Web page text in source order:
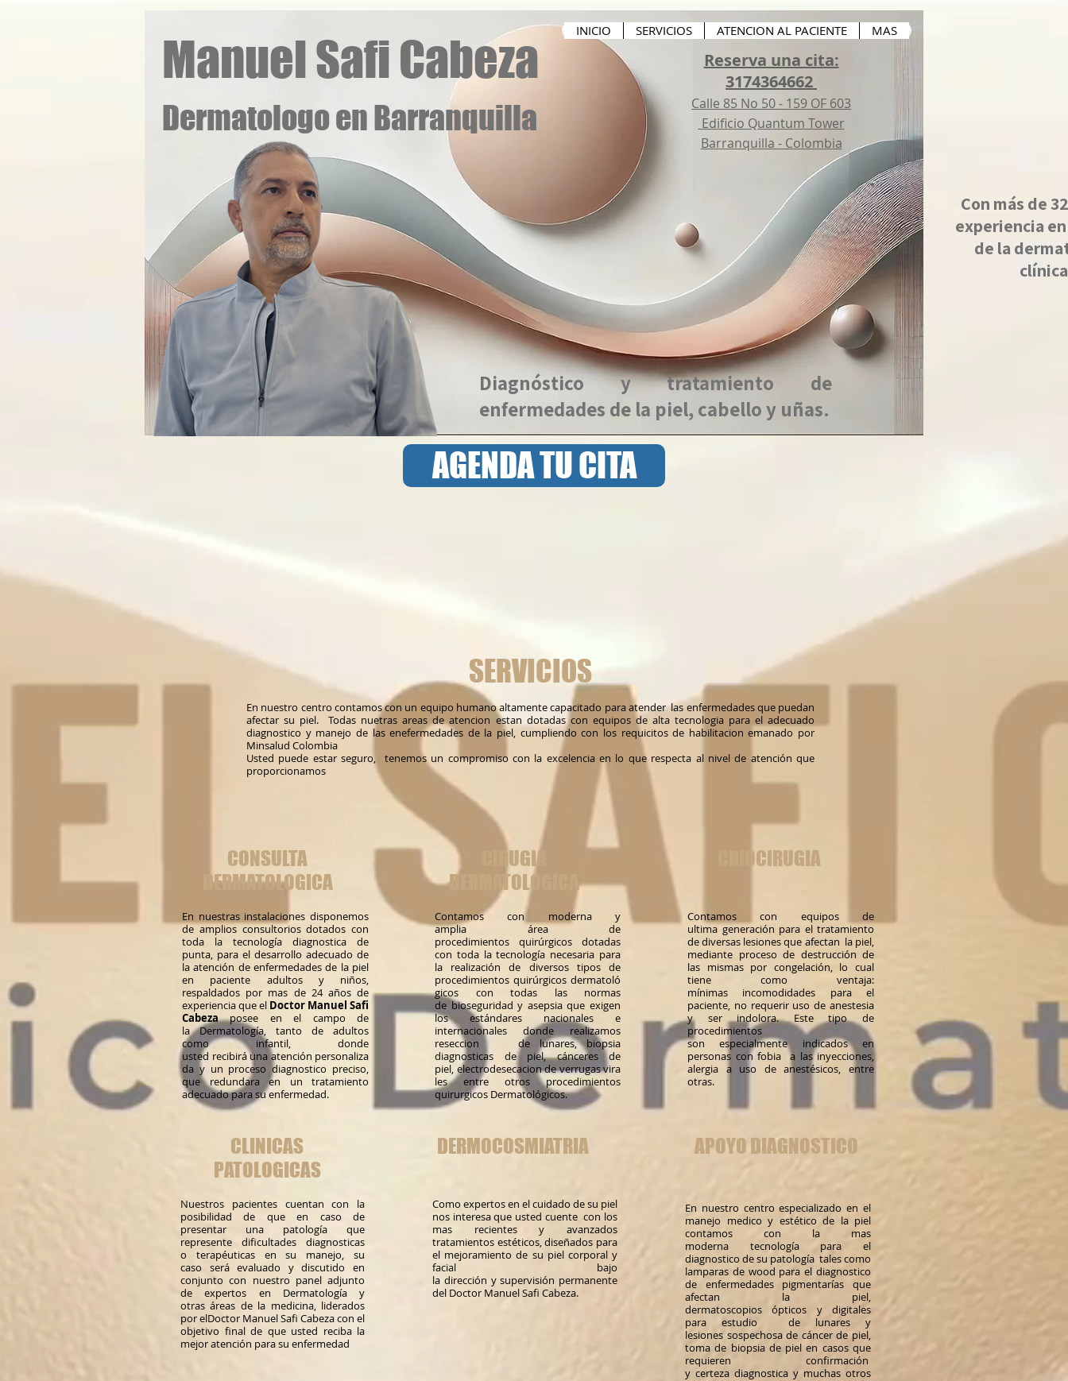
INICIO SERVICIOS ATENCION AL PACIENTE MAS
Manuel Safi Cabeza
Dermatologo en Barranquilla
Reserva una cita:
3174364662
Calle 85 No 50 - 159 OF 603
Edificio Quantum Tower
Barranquilla - Colombia
Diagnóstico y tratamiento de
enfermedades de la piel, cabello y uñas.
Con más de
experiencia
de la
AGENDA TU CITA
SERVICIOS
En nuestro centro contamos con un equipo humano altamente capacitado para atender las enfermedades que puedan
afectar su piel. Todas nuetras areas de atencion estan dotadas con equipos de alta tecnologia para el adecuado
diagnostico y manejo de las enefermedades de la piel, cumpliendo con los requicitos de habilitacion emanado por
Minsalud Colombia
Usted puede estar seguro, tenemos un compromiso con la excelencia en lo que respecta al nivel de atención que
proporcionamos
CONSULTA
DERMATOLOGICA
En nuestras instalaciones disponemos
de amplios consultorios dotados con
toda la tecnología diagnostica de
punta, para el desarrollo adecuado de
la atención de enfermedades de la piel
en paciente adultos y niños,
respaldados por mas de 24 años de
experiencia que el Doctor Manuel Safi
Cabezaposee en el campo de
la Dermatología, tanto de adultos
como infantil, donde
usted recibirá una atención personaliza
da y un proceso diagnostico preciso,
que redundara en un tratamiento
adecuado para su enfermedad.
CLINICAS
PATOLOGICAS
Nuestros pacientes cuentan con la
posibilidad de que en caso de
presentar una patología que
represente dificultades diagnosticas
o terapéuticas en su manejo, su
caso será evaluado y discutido en
conjunto con nuestro panel adjunto
de expertos en Dermatología y
otras áreas de la medicina, liderados
por elDoctor Manuel Safi Cabeza con el
objetivo final de que usted reciba la
mejor atención para su enfermedad
CIRUGIA
DERMATOLOGICA
Contamos con moderna y
amplia área de
procedimientos quirúrgicos dotadas
con toda la tecnología necesaria para
la realización de diversos tipos de
procedimientos quirúrgicos dermatoló
gicos con todas las normas
de bioseguridad y asepsia que exigen
los estándares nacionales e
internacionales donde realizamos
reseccion de lunares, biopsia
diagnosticas de piel, cánceres de
piel, electrodesecacion de verrugas vira
les entre otros procedimientos
quirurgicos Dermatológicos.
DERMOCOSMIATRIA
Como expertos en el cuidado de su piel
nos interesa que usted cuente con los
mas recientes y avanzados
tratamientos estéticos, diseñados para
el mejoramiento de su piel corporal y
facial bajo
la dirección y supervisión permanente
del Doctor Manuel Safi Cabeza.
CRIOCIRUGIA
Contamos con equipos de
ultima generación para el tratamiento
de diversas lesiones que afectan la piel,
mediante proceso de destrucción de
las mismas por congelación, lo cual
tiene como ventaja:
mínimas incomodidades para el
paciente, no requerir uso de anestesia
y ser indolora. Este tipo de
procedimientos
son especialmente indicados en
personas con fobia a las inyecciones,
alergia a uso de anestésicos, entre
otras.
APOYO DIAGNOSTICO
En nuestro centro especializado en el
manejo medico y estético de la piel
contamos con la mas
moderna tecnología para el
diagnostico de su patología tales como
lamparas de wood para el diagnostico
de enfermedades pigmentarías que
afectan la piel,
dermatoscopios ópticos y digitales
para estudio de lunares y
lesiones sospechosa de cáncer de piel,
toma de biopsia de piel en casos que
requieren confirmación
y certeza diagnostica y muchas otros